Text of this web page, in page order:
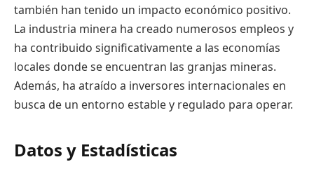
también han tenido un impacto económico positivo.
La industria minera ha creado numerosos empleos y
ha contribuido significativamente a las economías
locales donde se encuentran las granjas mineras.
Además, ha atraído a inversores internacionales en
busca de un entorno estable y regulado para operar.
Datos y Estadísticas